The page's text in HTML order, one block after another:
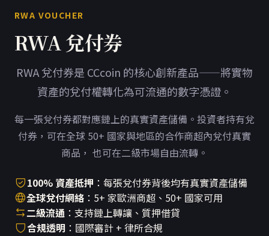
RWA VOUCHER
RWA 兌付券
RWA 兌付券是 CCcoin 的核心創新產品——將實物
資產的兌付權轉化為可流通的數字憑證。
每一張兌付券都對應鏈上的真實資產儲備。投資者持有兌
付券，可在全球 50+ 國家與地區的合作商超內兌付真實
商品， 也可在二級市場自由流轉。
100% 資產抵押 ：每張兌付券背後均有真實資產儲備
全球兌付網絡 ：5+ 家歐洲商超、50+ 國家可用
二級流通 ：支持鏈上轉讓、質押借貸
合規透明 ：國際審計 + 律所合規